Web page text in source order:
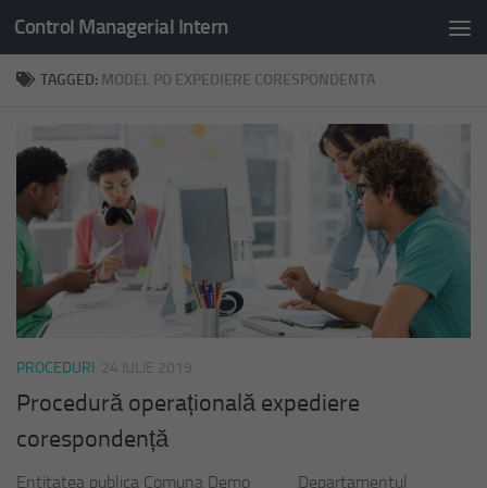
Skip to content
Control Managerial Intern
TAGGED: MODEL PO EXPEDIERE CORESPONDENTA
PROCEDURI 24 IULIE 2019
Procedură operațională expediere
corespondență
Entitatea publica Comuna Demo Departamentul